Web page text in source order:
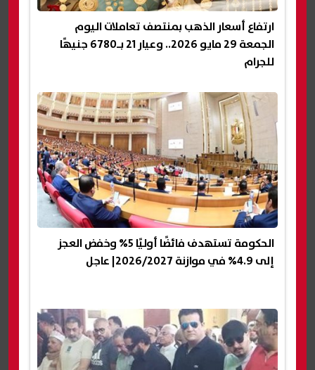
ارتفاع أسعار الذهب بمنتصف تعاملات اليوم
الجمعة 29 مايو 2026.. وعيار 21 بـ6780 جنيهًا
للجرام
الحكومة تستهدف فائضًا أوليًا 5% وخفض العجز
إلى 4.9% في موازنة 2026/2027| عاجل